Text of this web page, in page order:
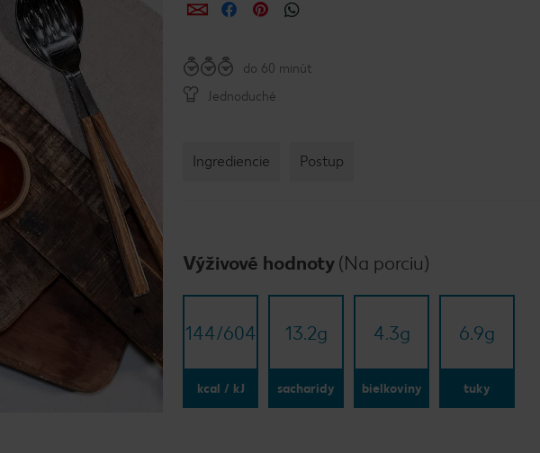
ZdieľaťZdieľaťZdieľať
do 60 minút
Jednoduché
Ingrediencie Postup
Výživové hodnoty (Na porciu)
144/​604
kcal / kJ
13.2g
sacharidy
4.3g
bielkoviny
6.9g
tuky